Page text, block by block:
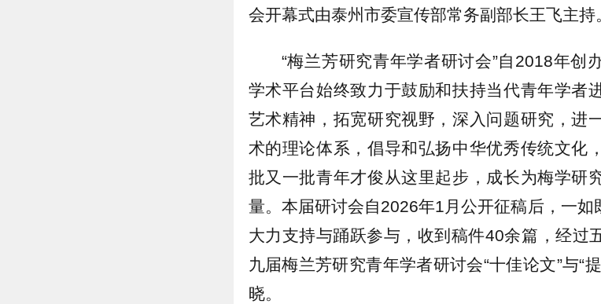
会开幕式由泰州市委宣传部常务副部长王飞主持
“梅兰芳研究青年学者研讨会”自2018年创
学术平台始终致力于鼓励和扶持当代青年学者
艺术精神，拓宽研究视野，深入问题研究，进
术的理论体系，倡导和弘扬中华优秀传统文化
批又一批青年才俊从这里起步，成长为梅学研
量。本届研讨会自2026年1月公开征稿后，一如
大力支持与踊跃参与，收到稿件40余篇，经过
九届梅兰芳研究青年学者研讨会“十佳论文”与“
晓。